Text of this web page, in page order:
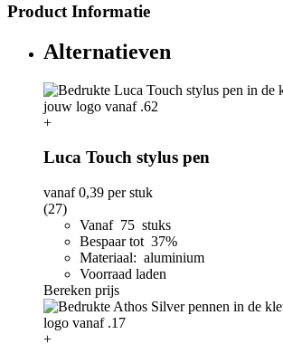
Product Informatie
Alternatieven
+
Luca Touch stylus pen
vanaf0,39 per stuk
(27)
Vanaf 75 stuks
Bespaar tot 37%
Materiaal: aluminium
Voorraad laden
Bereken prijs
+